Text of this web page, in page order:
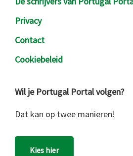
Privacy
Contact
Cookiebeleid
Wil je Portugal Portal volgen?
Dat kan op twee manieren!
Kies hier